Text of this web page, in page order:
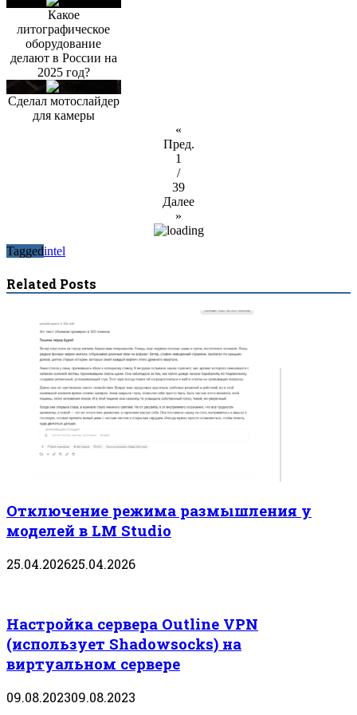
Какое
литографическое
оборудование
делают в России на
2025 год?
Сделал мотослайдер
для камеры
«
Пред.
1
/
39
Далее
»
Taggedintel
Related Posts
Отключение режима размышления у
моделей в LM Studio
25.04.202625.04.2026
Настройка сервера Outline VPN
(использует Shadowsocks) на
виртуальном сервере
09.08.202309.08.2023